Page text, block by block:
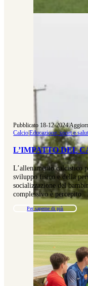
Pubblicato 18-12-2024|
Calcio|Educazione, sport e
L’IMPATTO DEL
L’allenamento calcistico
sviluppo fisico e della
socializzazione del
complessivo è percepito…
Per saperne di più